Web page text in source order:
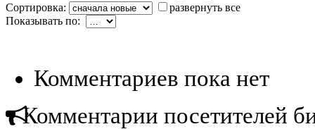
Сортировка:
развернуть все
Показывать по:
Комментариев пока нет
Комментарии посетителей